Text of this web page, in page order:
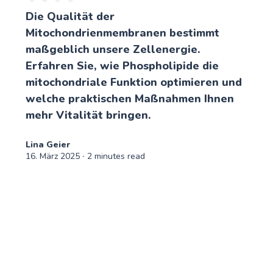
Die Qualität der
Mitochondrienmembranen bestimmt
maßgeblich unsere Zellenergie.
Erfahren Sie, wie Phospholipide die
mitochondriale Funktion optimieren und
welche praktischen Maßnahmen Ihnen
mehr Vitalität bringen.
Lina Geier
16. März 2025 ∙ 2 minutes read